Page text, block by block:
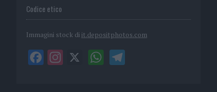
Codice etico
Immagini stock di it.depositphotos.com